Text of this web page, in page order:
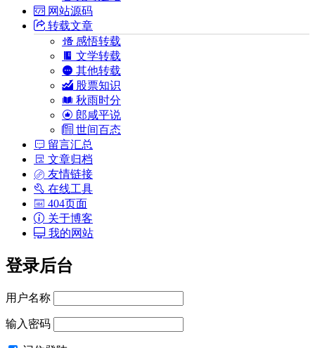
网站源码
转载文章
感悟转载
文学转载
其他转载
股票知识
秋雨时分
郎咸平说
世间百态
留言汇总
文章归档
友情链接
在线工具
404页面
关于博客
我的网站
登录后台
用户名称
输入密码